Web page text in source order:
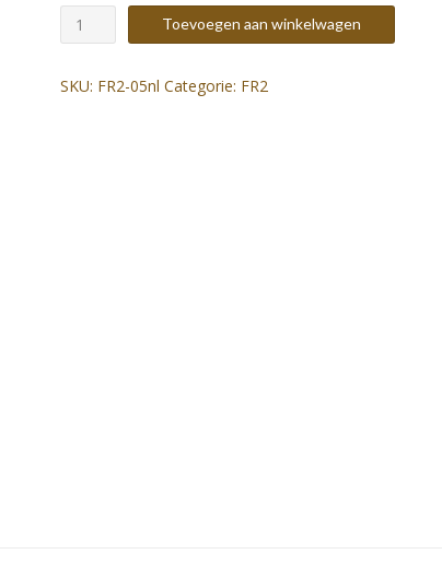
FR2
partituur
Robertsbridge
Toevoegen aan winkelwagen
SKU: FR2-05nl Categorie: FR2